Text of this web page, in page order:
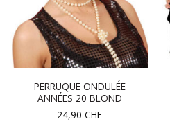
PERRUQUE ONDULÉE
ANNÉES 20 BLOND
24,90 CHF